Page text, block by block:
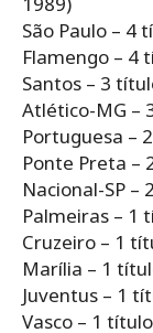
São Paulo – 4
Flamengo – 4
Santos – 3
Atlético-MG –
Portuguesa –
Ponte Preta –
Nacional-SP –
Palmeiras – 1
Cruzeiro – 1
Marília – 1
Juventus – 1
Vasco – 1